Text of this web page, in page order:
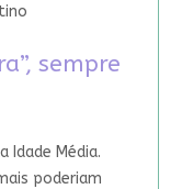
sempre
Idade Média.
poderiam